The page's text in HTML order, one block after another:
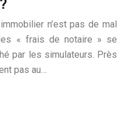
n’est pas de mal
« frais de notaire » se
par les simulateurs. Près
pas au…